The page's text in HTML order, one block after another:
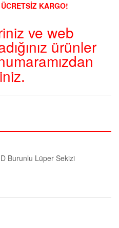
ÜCRETSİZ KARGO!
ve web
ürünler
Burunlu Lüper Sekizi